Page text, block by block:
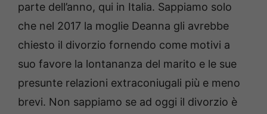
parte dell’anno, qui in Italia. Sappiamo solo
che nel 2017 la moglie Deanna gli avrebbe
chiesto il divorzio fornendo come motivi a
suo favore la lontananza del marito e le sue
presunte relazioni extraconiugali più e meno
brevi. Non sappiamo se ad oggi il divorzio è